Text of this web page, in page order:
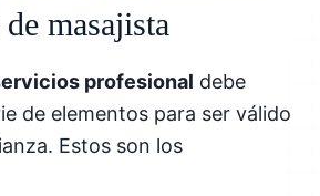
masajista
profesional debe
de elementos para ser válido
Estos son los